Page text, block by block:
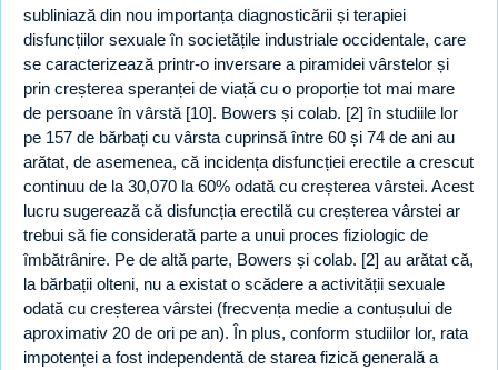
subliniază din nou importanța diagnosticării și terapiei
disfuncțiilor sexuale în societățile industriale occidentale, care
se caracterizează printr-o inversare a piramidei vârstelor și
prin creșterea speranței de viață cu o proporție tot mai mare
de persoane în vârstă [10]. Bowers și colab. [2] în studiile lor
pe 157 de bărbați cu vârsta cuprinsă între 60 și 74 de ani au
arătat, de asemenea, că incidența disfuncției erectile a crescut
continuu de la 30,070 la 60% odată cu creșterea vârstei. Acest
lucru sugerează că disfuncția erectilă cu creșterea vârstei ar
trebui să fie considerată parte a unui proces fiziologic de
îmbătrânire. Pe de altă parte, Bowers și colab. [2] au arătat că,
la bărbații olteni, nu a existat o scădere a activității sexuale
odată cu creșterea vârstei (frecvența medie a contușului de
aproximativ 20 de ori pe an). În plus, conform studiilor lor, rata
impotenței a fost independentă de starea fizică generală a